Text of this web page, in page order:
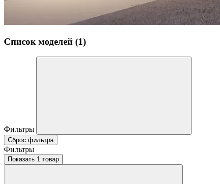
Список моделей (1)
Фильтры
Сброс фильтра
Фильтры
Показать 1 товар